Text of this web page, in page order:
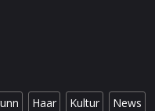
Haar Kultur News